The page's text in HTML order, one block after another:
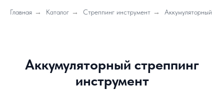
Главная → Каталог → Стреппинг инструмент → Аккумуляторный
Аккумуляторный стреппинг
инструмент